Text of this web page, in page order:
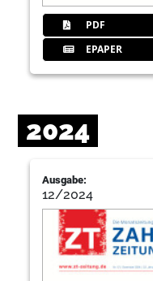
PDF
EPAPER
2024
Ausgabe:
12/2024